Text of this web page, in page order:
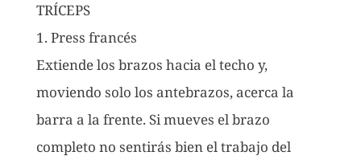
TRÍCEPS
1. Press francés
Extiende los brazos hacia el techo y,
moviendo solo los antebrazos, acerca la
barra a la frente. Si mueves el brazo
completo no sentirás bien el trabajo del